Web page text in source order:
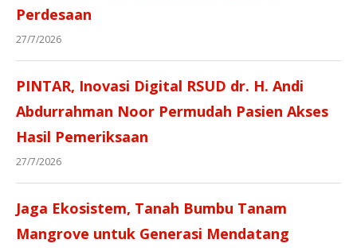
Perdesaan
27/7/2026
PINTAR, Inovasi Digital RSUD dr. H. Andi
Abdurrahman Noor Permudah Pasien Akses
Hasil Pemeriksaan
27/7/2026
Jaga Ekosistem, Tanah Bumbu Tanam
Mangrove untuk Generasi Mendatang